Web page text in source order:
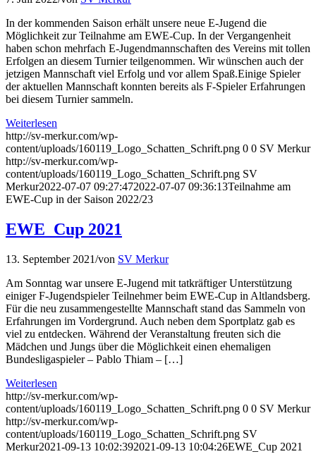
In der kommenden Saison erhält unsere neue E-Jugend die
Möglichkeit zur Teilnahme am EWE-Cup. In der Vergangenheit
haben schon mehrfach E-Jugendmannschaften des Vereins mit tollen
Erfolgen an diesem Turnier teilgenommen. Wir wünschen auch der
jetzigen Mannschaft viel Erfolg und vor allem Spaß.Einige Spieler
der aktuellen Mannschaft konnten bereits als F-Spieler Erfahrungen
bei diesem Turnier sammeln.
Weiterlesen
http://sv-merkur.com/wp-
content/uploads/160119_Logo_Schatten_Schrift.png 0 0 SV Merkur
http://sv-merkur.com/wp-
content/uploads/160119_Logo_Schatten_Schrift.png SV
Merkur2022-07-07 09:27:472022-07-07 09:36:13Teilnahme am
EWE-Cup in der Saison 2022/23
EWE_Cup 2021
13. September 2021/von SV Merkur
Am Sonntag war unsere E-Jugend mit tatkräftiger Unterstützung
einiger F-Jugendspieler Teilnehmer beim EWE-Cup in Altlandsberg.
Für die neu zusammengestellte Mannschaft stand das Sammeln von
Erfahrungen im Vordergrund. Auch neben dem Sportplatz gab es
viel zu entdecken. Während der Veranstaltung freuten sich die
Mädchen und Jungs über die Möglichkeit einen ehemaligen
Bundesligaspieler – Pablo Thiam – […]
Weiterlesen
http://sv-merkur.com/wp-
content/uploads/160119_Logo_Schatten_Schrift.png 0 0 SV Merkur
http://sv-merkur.com/wp-
content/uploads/160119_Logo_Schatten_Schrift.png SV
Merkur2021-09-13 10:02:392021-09-13 10:04:26EWE_Cup 2021